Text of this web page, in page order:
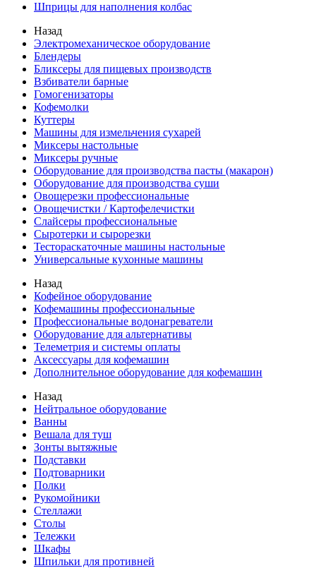
Шприцы для наполнения колбас
Назад
Электромеханическое оборудование
Блендеры
Бликсеры для пищевых производств
Взбиватели барные
Гомогенизаторы
Кофемолки
Куттеры
Машины для измельчения сухарей
Миксеры настольные
Миксеры ручные
Оборудование для производства пасты (макарон)
Оборудование для производства суши
Овощерезки профессиональные
Овощечистки / Картофелечистки
Слайсеры профессиональные
Сыротерки и сырорезки
Тестораскаточные машины настольные
Универсальные кухонные машины
Назад
Кофейное оборудование
Кофемашины профессиональные
Профессиональные водонагреватели
Оборудование для альтернативы
Телеметрия и системы оплаты
Аксессуары для кофемашин
Дополнительное оборудование для кофемашин
Назад
Нейтральное оборудование
Ванны
Вешала для туш
Зонты вытяжные
Подставки
Подтоварники
Полки
Рукомойники
Стеллажи
Столы
Тележки
Шкафы
Шпильки для противней